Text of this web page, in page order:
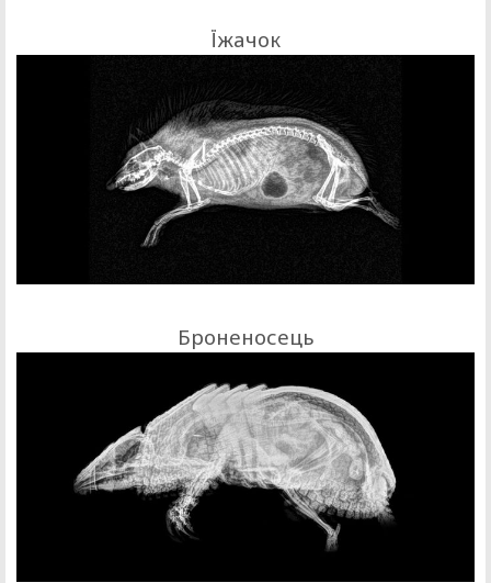
Їжачок
Броненосець